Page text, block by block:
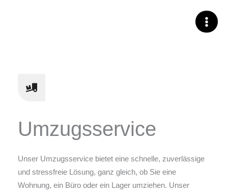
Umzugsservice
Unser Umzugsservice bietet eine schnelle, zuverlässige
und stressfreie Lösung, ganz gleich, ob Sie eine
Wohnung, ein Büro oder ein Lager umziehen. Unser